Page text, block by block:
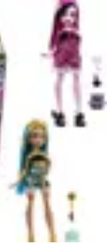
Culture et